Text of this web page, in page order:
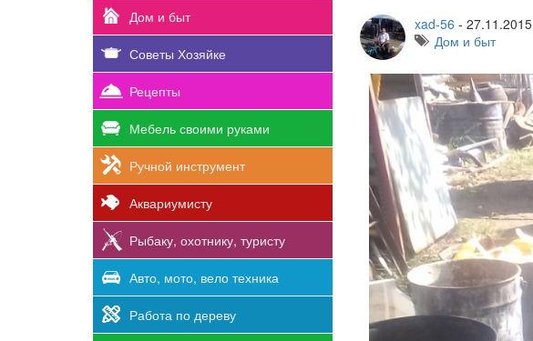
Дом и быт
Советы Хозяйке
Рецепты
Мебель своими руками
Ручной инструмент
Аквариумисту
Рыбаку, охотнику, туристу
Авто, мото, вело техника
Работа по дереву
xad-56 - 27.11.2015
Дом и быт